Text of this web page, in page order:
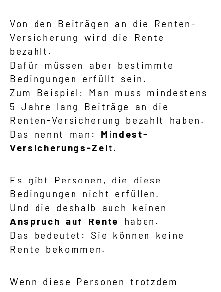
Von den Beiträgen an die Renten-
Versicherung wird die Rente
bezahlt.
Dafür müssen aber bestimmte
Bedingungen erfüllt sein.
Zum Beispiel: Man muss mindestens
5 Jahre lang Beiträge an die
Renten-Versicherung bezahlt haben.
Das nennt man: Mindest-
Versicherungs-Zeit.
Es gibt Personen, die diese
Bedingungen nicht erfüllen.
Und die deshalb auch keinen
Anspruch auf Rente
haben.
Das bedeutet: Sie können keine
Rente bekommen.
Wenn diese Personen trotzdem